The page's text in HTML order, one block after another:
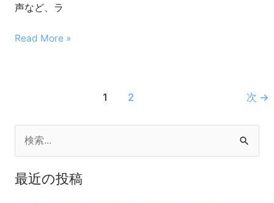
声など、ラ
る
無
法
Read More »
1 2 次 →
対
最近の投稿